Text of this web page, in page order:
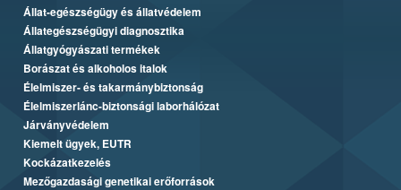
Állat-egészségügy és állatvédelem
Állategészségügyi diagnosztika
Állatgyógyászati termékek
Borászat és alkoholos italok
Élelmiszer- és takarmánybiztonság
Élelmiszerlánc-biztonsági laborhálózat
Járványvédelem
Kiemelt ügyek, EUTR
Kockázatkezelés
Mezőgazdasági genetikai erőforrások